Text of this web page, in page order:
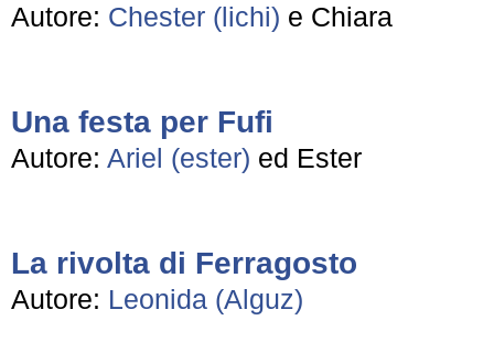
Autore: Chester (lichi) e Chiara
Una festa per Fufi
Autore: Ariel (ester) ed Ester
La rivolta di Ferragosto
Autore: Leonida (Alguz)